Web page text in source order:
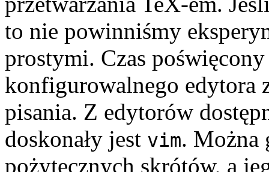
to nie powinniśmy
prostymi. Czas
konfigurowalnego edytora
pisania. Z edytorów
doskonały jest vim. Można
pożytecznych skrótów, a